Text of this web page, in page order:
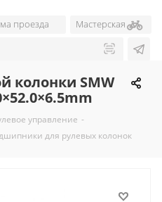
проезда Мастерская
колонки SMW
управление -
для рулевых колонок